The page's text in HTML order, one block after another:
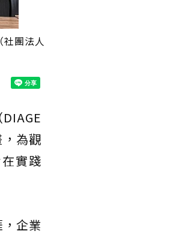
團法人
為觀
實踐
企業